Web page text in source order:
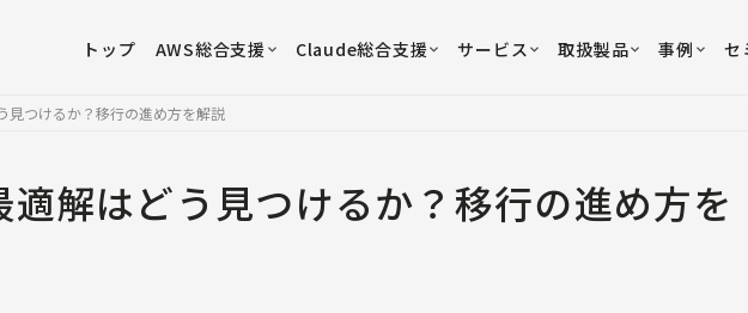
トップ AWS総合支援 Claude総合支援 サービス 取扱製品 事例 セ
見つけるか？移行の進め方を解説
適解はどう見つけるか？移行の進め方を